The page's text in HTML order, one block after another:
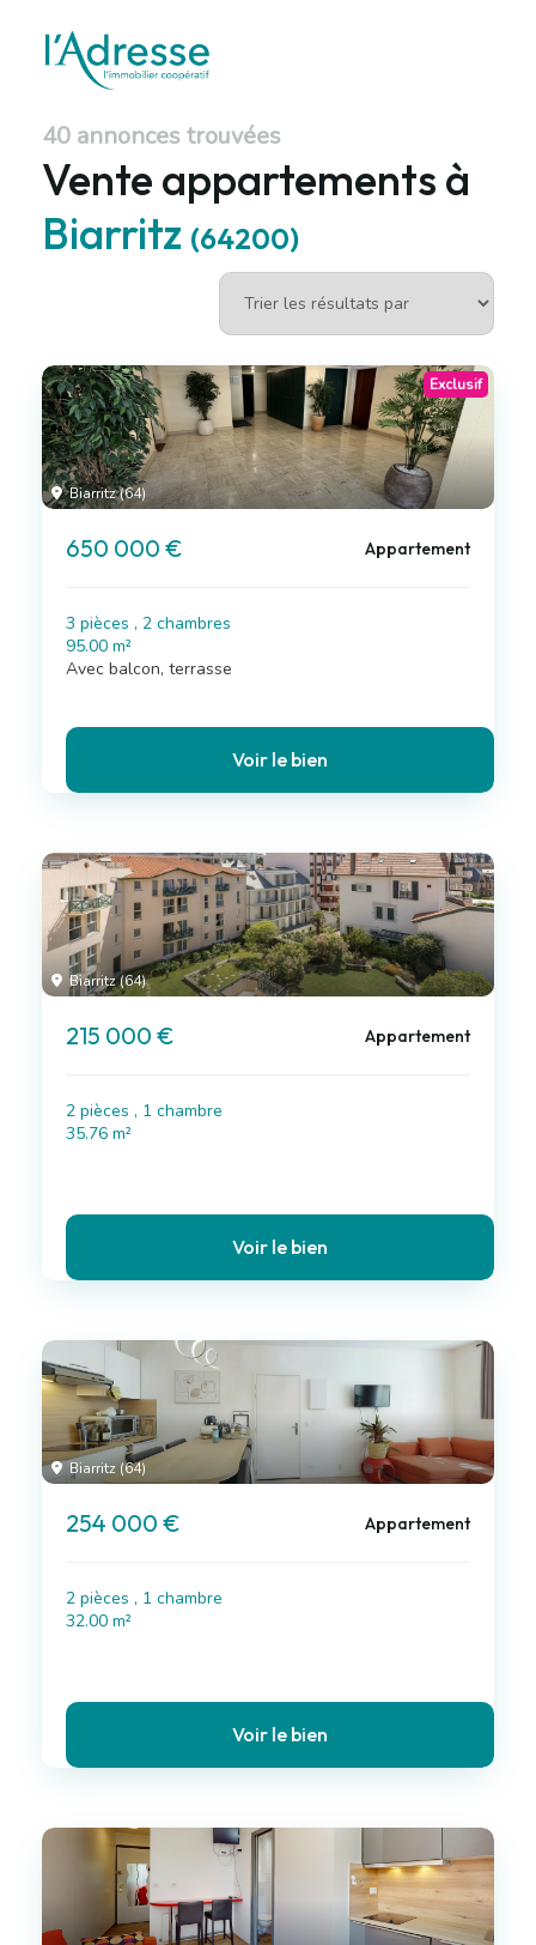
40 annonces trouvées
Vente appartements à
Biarritz (64200)
Biarritz (64)
Exclusif
650 000 € Appartement
3 pièces , 2 chambres
95.00 m²
Avec balcon, terrasse
Voir le bien
Biarritz (64)
215 000 € Appartement
2 pièces , 1 chambre
35.76 m²
Voir le bien
Biarritz (64)
254 000 € Appartement
2 pièces , 1 chambre
32.00 m²
Voir le bien